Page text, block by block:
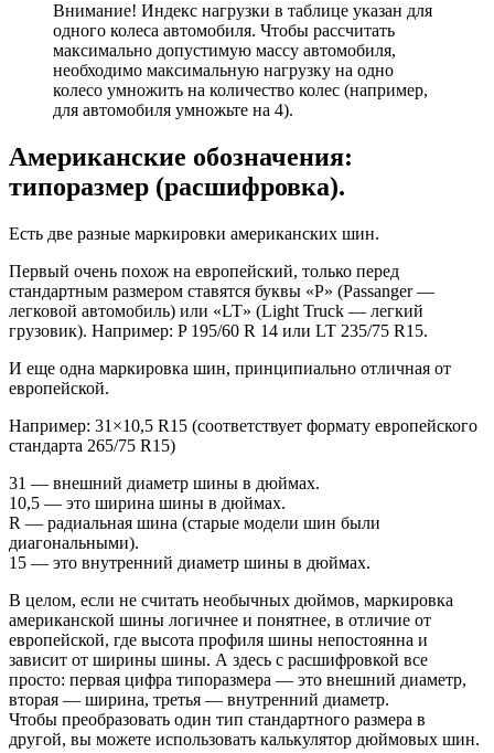
Внимание! Индекс нагрузки в таблице указан для
одного колеса автомобиля. Чтобы рассчитать
максимально допустимую массу автомобиля,
необходимо максимальную нагрузку на одно
колесо умножить на количество колес (например,
для автомобиля умножьте на 4).
Американские обозначения:
типоразмер (расшифровка).
Есть две разные маркировки американских шин.
Первый очень похож на европейский, только перед
стандартным размером ставятся буквы «P» (Passanger —
легковой автомобиль) или «LT» (Light Truck — легкий
грузовик). Например: P 195/60 R 14 или LT 235/75 R15.
И еще одна маркировка шин, принципиально отличная от
европейской.
Например: 31×10,5 R15 (соответствует формату европейского
стандарта 265/75 R15)
31 — внешний диаметр шины в дюймах.
10,5 — это ширина шины в дюймах.
R — радиальная шина (старые модели шин были
диагональными).
15 — это внутренний диаметр шины в дюймах.
В целом, если не считать необычных дюймов, маркировка
американской шины логичнее и понятнее, в отличие от
европейской, где высота профиля шины непостоянна и
зависит от ширины шины. А здесь с расшифровкой все
просто: первая цифра типоразмера — это внешний диаметр,
вторая — ширина, третья — внутренний диаметр.
Чтобы преобразовать один тип стандартного размера в
другой, вы можете использовать калькулятор дюймовых шин.